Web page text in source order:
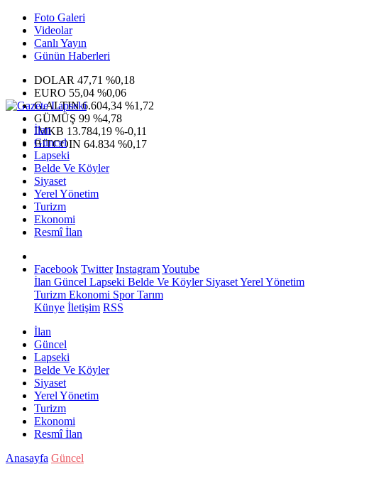
Foto Galeri
Videolar
Canlı Yayın
Günün Haberleri
DOLAR 47,71 %0,18
EURO 55,04 %0,06
G.ALTIN6.604,34 %1,72
GÜMÜŞ 99 %4,78
IMKB 13.784,19 %-0,11
BITCOIN 64.834 %0,17
İlan
Güncel
Lapseki
Belde Ve Köyler
Siyaset
Yerel Yönetim
Turizm
Ekonomi
Resmî İlan
Facebook Twitter InstagramYoutube
İlan Güncel Lapseki Belde Ve KöylerSiyasetYerel Yönetim
Turizm Ekonomi SporTarım
Künye İletişim RSS
İlan
Güncel
Lapseki
Belde Ve Köyler
Siyaset
Yerel Yönetim
Turizm
Ekonomi
Resmî İlan
Anasayfa Güncel